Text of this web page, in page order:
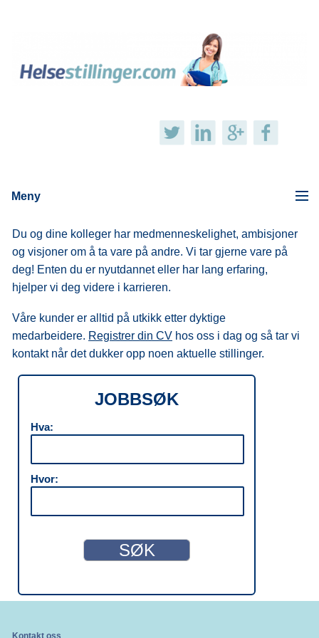
Meny
Du og dine kolleger har medmenneskelighet, ambisjoner
og visjoner om å ta vare på andre. Vi tar gjerne vare på
deg! Enten du er nyutdannet eller har lang erfaring,
hjelper vi deg videre i karrieren.
Våre kunder er alltid på utkikk etter dyktige
medarbeidere. Registrer din CV hos oss i dag og så tar vi
kontakt når det dukker opp noen aktuelle stillinger.
JOBBSØK
Hva:
Hvor:
Kontakt oss